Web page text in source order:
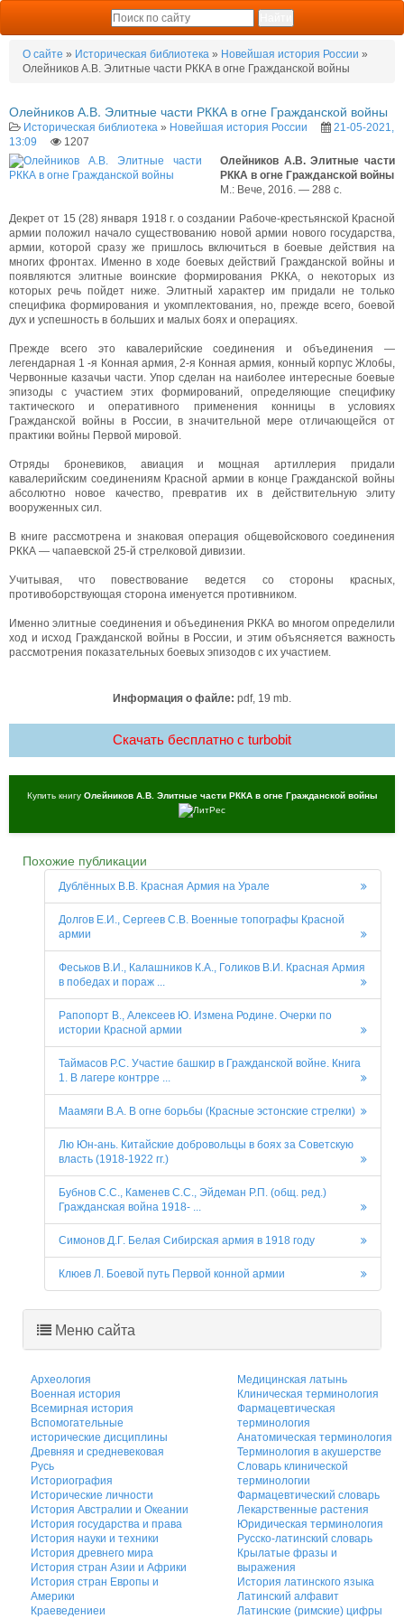
О сайте » Историческая библиотека » Новейшая история России »
Олейников А.В. Элитные части РККА в огне Гражданской войны
Олейников А.В. Элитные части РККА в огне Гражданской войны
Историческая библиотека » Новейшая история России
21-05-2021,
13:09
1207
Олейников А.В. Элитные части
РККА в огне Гражданской войны
М.: Вече, 2016. — 288 с.
Декрет от 15 (28) января 1918 г. о создании Рабоче-крестьянской Красной
армии положил начало существованию новой армии нового государства,
армии, которой сразу же пришлось включиться в боевые действия на
многих фронтах. Именно в ходе боевых действий Гражданской войны и
появляются элитные воинские формирования РККА, о некоторых из
которых речь пойдет ниже. Элитный характер им придали не только
специфика формирования и укомплектования, но, прежде всего, боевой
дух и успешность в больших и малых боях и операциях.
Прежде всего это кавалерийские соединения и объединения —
легендарная 1 -я Конная армия, 2-я Конная армия, конный корпус Жлобы,
Червонные казачьи части. Упор сделан на наиболее интересные боевые
эпизоды с участием этих формирований, определяющие специфику
тактического и оперативного применения конницы в условиях
Гражданской войны в России, в значительной мере отличающейся от
практики войны Первой мировой.
Отряды броневиков, авиация и мощная артиллерия придали
кавалерийским соединениям Красной армии в конце Гражданской войны
абсолютно новое качество, превратив их в действительную элиту
вооруженных сил.
В книге рассмотрена и знаковая операция общевойскового соединения
РККА — чапаевской 25-й стрелковой дивизии.
Учитывая, что повествование ведется со стороны красных,
противоборствующая сторона именуется противником.
Именно элитные соединения и объединения РККА во многом определили
ход и исход Гражданской войны в России, и этим объясняется важность
рассмотрения показательных боевых эпизодов с их участием.
Информация о файле: pdf, 19 mb.
Скачать бесплатно c turbobit
Купить книгу Олейников А.В. Элитные части РККА в огне Гражданской войны
Похожие публикации
Дублённых В.В. Красная Армия на Урале
Долгов Е.И., Сергеев С.В. Военные топографы Красной
армии
Феськов В.И., Калашников К.А., Голиков В.И. Красная Армия
в победах и пораж ...
Рапопорт В., Алексеев Ю. Измена Родине. Очерки по
истории Красной армии
Таймасов Р.С. Участие башкир в Гражданской войне. Книга
1. В лагере контрре ...
Маамяги В.А. В огне борьбы (Красные эстонские стрелки)
Лю Юн-ань. Китайские добровольцы в боях за Советскую
власть (1918-1922 гг.)
Бубнов С.С., Каменев С.С., Эйдеман Р.П. (общ. ред.)
Гражданская война 1918- ...
Симонов Д.Г. Белая Сибирская армия в 1918 году
Клюев Л. Боевой путь Первой конной армии
Меню сайта
Археология
Военная история
Всемирная история
Вспомогательные
исторические дисциплины
Древняя и средневековая
Русь
Историография
Исторические личности
История Австралии и Океании
История государства и права
История науки и техники
История древнего мира
История стран Азии и Африки
История стран Европы и
Америки
Краеведениеи
Медицинская латынь
Клиническая терминология
Фармацевтическая
терминология
Анатомическая терминология
Терминология в акушерстве
Словарь клинической
терминологии
Фармацевтический словарь
Лекарственные растения
Юридическая терминология
Русско-латинский словарь
Крылатые фразы и
выражения
История латинского языка
Латинский алфавит
Латинские (римские) цифры